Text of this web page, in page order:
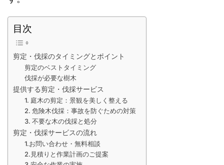
目次
剪定・伐採のタイミングとポイント
剪定のベストタイミング
伐採が必要な樹木
提供する剪定・伐採サービス
1. 庭木の剪定：景観を美しく整える
2. 危険木伐採：事故を防ぐための対策
3. 不要な木の伐採と処分
剪定・伐採サービスの流れ
1.お問い合わせ・無料相談
2.見積りと作業計画のご提案